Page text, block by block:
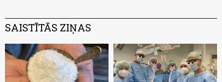
SAISTĪTĀS ZIŅAS